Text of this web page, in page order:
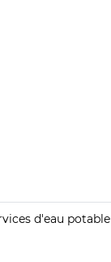
d'eau potable